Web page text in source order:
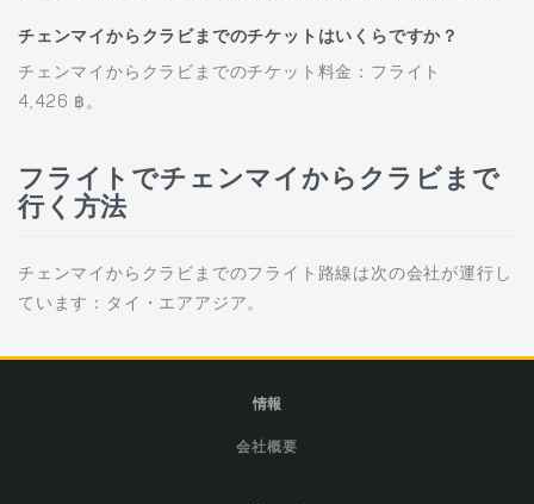
チェンマイからクラビまでのチケットはいくらですか？
チェンマイからクラビまでのチケット料金：フライト
4,426 ฿。
フライトでチェンマイからクラビまで
行く方法
チェンマイからクラビまでのフライト路線は次の会社が運行し
ています：タイ・エアアジア。
情報
会社概要